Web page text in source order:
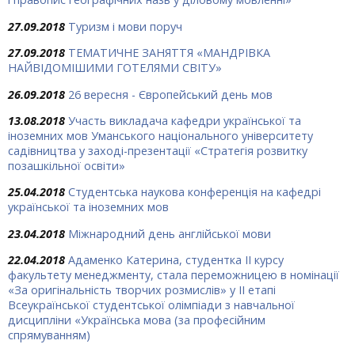
27.09.2018 Туризм і мови поруч
27.09.2018 ТЕМАТИЧНЕ ЗАНЯТТЯ «МАНДРІВКА
НАЙВІДОМІШИМИ ГОТЕЛЯМИ СВІТУ»
26.09.2018 26 вересня - Європейський день мов
13.08.2018 Участь викладача кафедри української та
іноземних мов Уманського національного університету
садівництва у заході-презентації «Стратегія розвитку
позашкільної освіти»
25.04.2018 Студентська наукова конференція на кафедрі
української та іноземних мов
23.04.2018 Міжнародний день англійської мови
22.04.2018 Адаменко Катерина, студентка ІІ курсу
факультету менеджменту, стала переможницею в номінації
«За оригінальність творчих розмислів» у ІІ етапі
Всеукраїнської студентської олімпіади з навчальної
дисципліни «Українська мова (за професійним
спрямуванням)